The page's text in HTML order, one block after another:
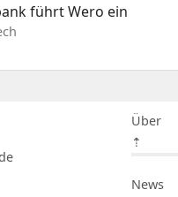
führt Wero ein
Über
⇡
News